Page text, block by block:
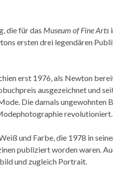
die für das Museum of Fine Arts
ersten drei legendären
erst 1976, als Newton
ausgezeichnet und
Die damals ungewohnten
revolutioniert.
und Farbe, die 1978 in
publiziert worden waren.
und zugleich Portrait.